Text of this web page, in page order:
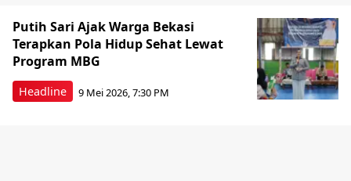
Headline
Putih Sari Ajak Warga Bekasi
Terapkan Pola Hidup Sehat Lewat
Program MBG
9 Mei 2026, 7:30 PM